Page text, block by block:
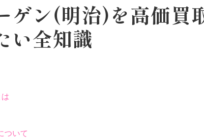
ゲン(明治)を高価買
い全知識
ついて